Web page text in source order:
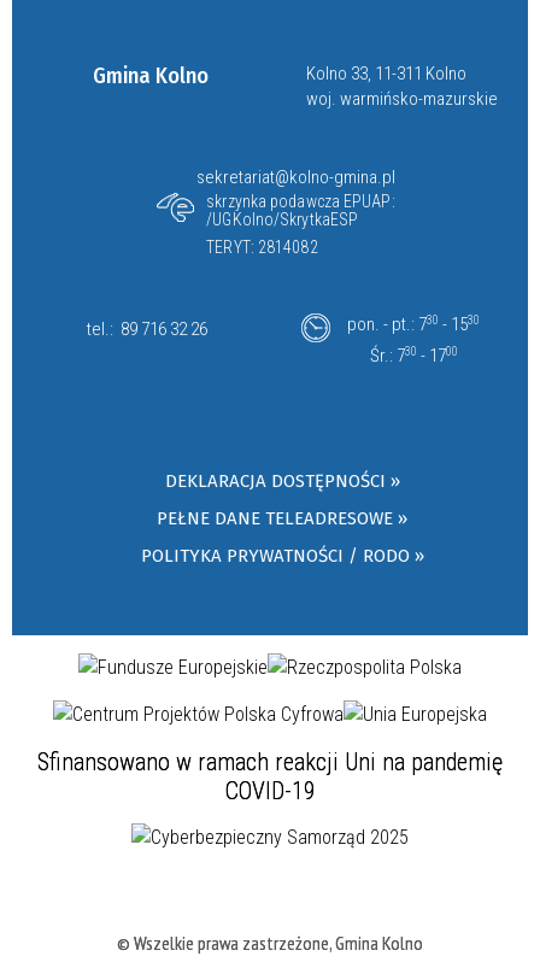
Gmina Kolno
Kolno 33, 11-311 Kolno
woj. warmińsko-mazurskie
sekretariat@kolno-gmina.pl
skrzynka podawcza EPUAP:
/UGKolno/SkrytkaESP
TERYT: 2814082
tel.: 89 716 32 26 pon. - pt.: 730 - 1530
Śr.: 730 - 1700
DEKLARACJA DOSTĘPNOŚCI »
PEŁNE DANE TELEADRESOWE »
POLITYKA PRYWATNOŚCI / RODO »
Sfinansowano w ramach reakcji Uni na pandemię
COVID-19
© Wszelkie prawa zastrzeżone, Gmina Kolno